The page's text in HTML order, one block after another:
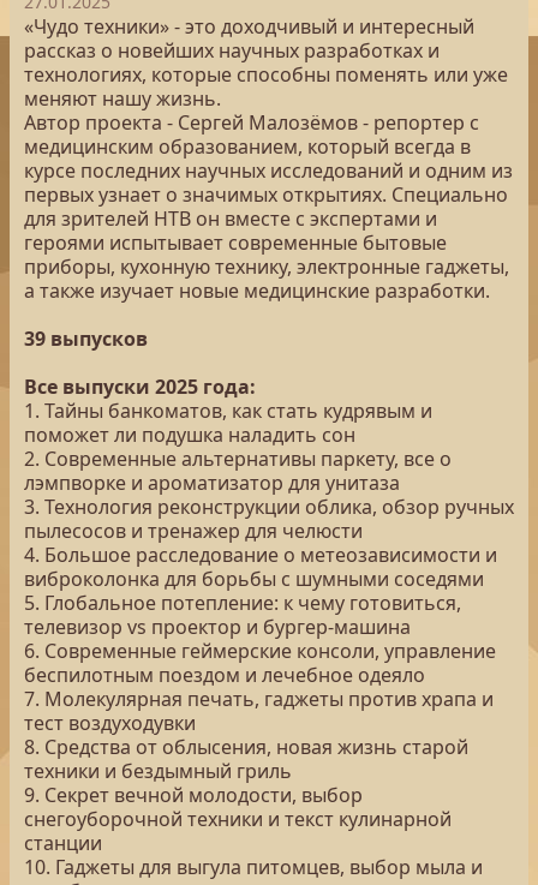
«Чудо техники» - это доходчивый и интересный
рассказ о новейших научных разработках и
технологиях, которые способны поменять или уже
меняют нашу жизнь.
Автор проекта - Сергей Малозёмов - репортер с
медицинским образованием, который всегда в
курсе последних научных исследований и одним из
первых узнает о значимых открытиях. Специально
для зрителей НТВ он вместе с экспертами и
героями испытывает современные бытовые
приборы, кухонную технику, электронные гаджеты,
а также изучает новые медицинские разработки.
39 выпусков
Все выпуски 2025 года:
1. Тайны банкоматов, как стать кудрявым и
поможет ли подушка наладить сон
2. Современные альтернативы паркету, все о
лэмпворке и ароматизатор для унитаза
3. Технология реконструкции облика, обзор ручных
пылесосов и тренажер для челюсти
4. Большое расследование о метеозависимости и
виброколонка для борьбы с шумными соседями
5. Глобальное потепление: к чему готовиться,
телевизор vs проектор и бургер-машина
6. Современные геймерские консоли, управление
беспилотным поездом и лечебное одеяло
7. Молекулярная печать, гаджеты против храпа и
тест воздуходувки
8. Средства от облысения, новая жизнь старой
техники и бездымный гриль
9. Секрет вечной молодости, выбор
снегоуборочной техники и текст кулинарной
станции
10. Гаджеты для выгула питомцев, выбор мыла и